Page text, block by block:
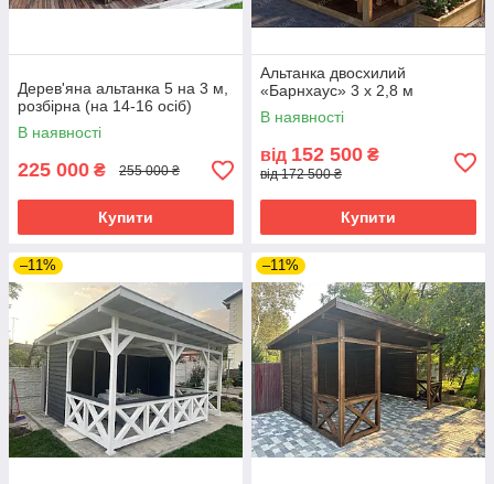
Дерев'яна альтанка 5 на 3 м,
розбірна (на 14-16 осіб)
В наявності
225 000 ₴ 255 000 ₴
Купити
Альтанка двосхилий
«Барнхаус» 3 х 2,8 м
В наявності
від 152 500 ₴
від 172 500 ₴
Купити
–11% –11%